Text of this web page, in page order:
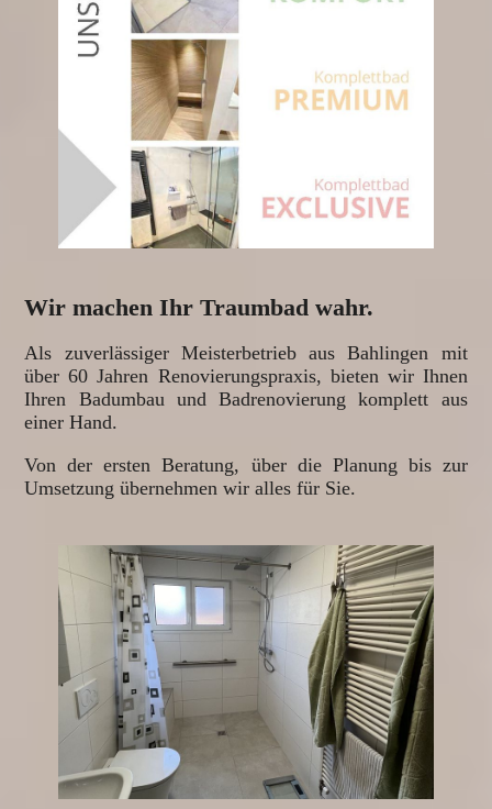
Wir machen Ihr Traumbad wahr.
Als zuverlässiger Meisterbetrieb aus Bahlingen mit
über 60 Jahren Renovierungspraxis, bieten wir Ihnen
Ihren Badumbau und Badrenovierung komplett aus
einer Hand.
Von der ersten Beratung, über die Planung bis zur
Umsetzung übernehmen wir alles für Sie.